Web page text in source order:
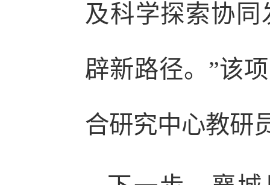
及科学探索协
辟新路径。”该
合研究中心教研